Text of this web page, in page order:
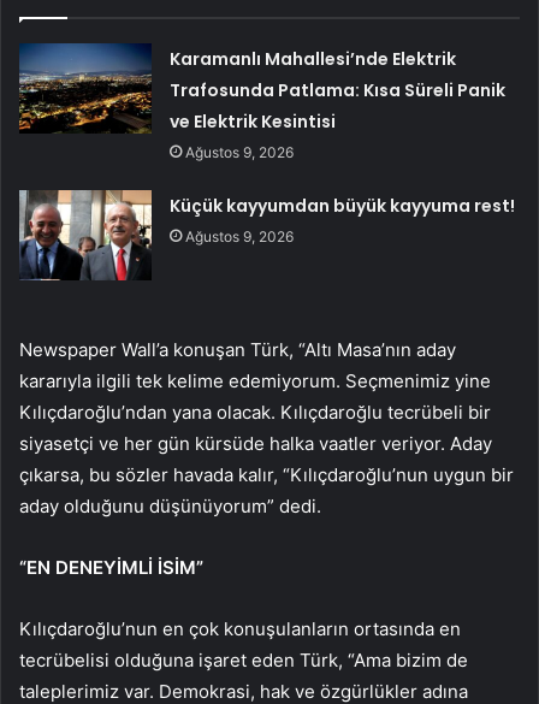
Karamanlı Mahallesi’nde Elektrik
Trafosunda Patlama: Kısa Süreli Panik
ve Elektrik Kesintisi
Ağustos 9, 2026
Küçük kayyumdan büyük kayyuma rest!
Ağustos 9, 2026
Newspaper Wall’a konuşan Türk, “Altı Masa’nın aday
kararıyla ilgili tek kelime edemiyorum. Seçmenimiz yine
Kılıçdaroğlu’ndan yana olacak. Kılıçdaroğlu tecrübeli bir
siyasetçi ve her gün kürsüde halka vaatler veriyor. Aday
çıkarsa, bu sözler havada kalır, “Kılıçdaroğlu’nun uygun bir
aday olduğunu düşünüyorum” dedi.
“EN DENEYİMLİ İSİM”
Kılıçdaroğlu’nun en çok konuşulanların ortasında en
tecrübelisi olduğuna işaret eden Türk, “Ama bizim de
taleplerimiz var. Demokrasi, hak ve özgürlükler adına